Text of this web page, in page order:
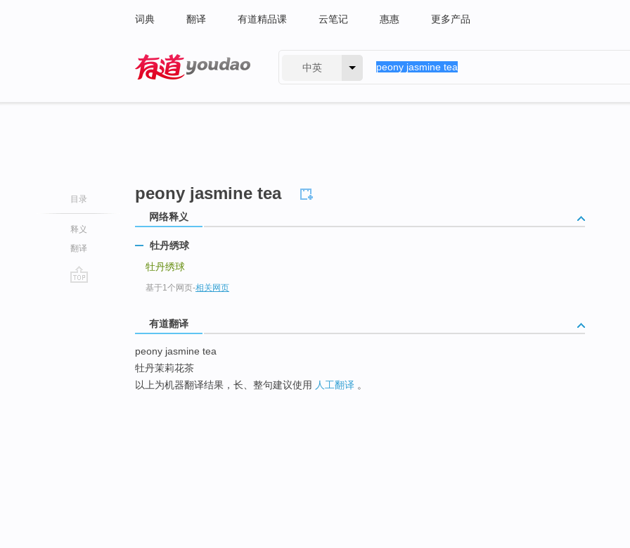
词典 翻译 有道精品课 云笔记 惠惠 更多产品
中英
目录
释义
翻译
peony jasmine tea
网络释义
牡丹绣球
牡丹绣球
基于1个网页-相关网页
有道翻译
peony jasmine tea
牡丹茉莉花茶
以上为机器翻译结果，长、整句建议使用 人工翻译 。